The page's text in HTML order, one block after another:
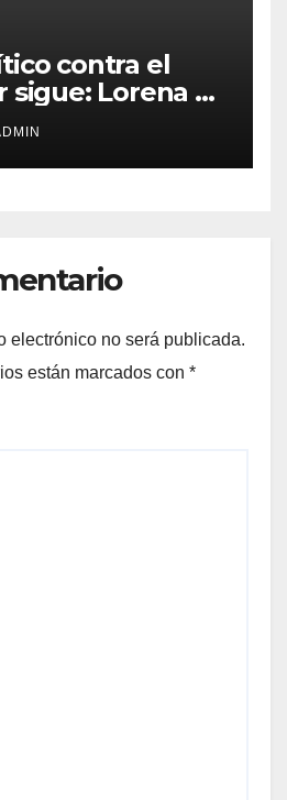
contra el
Lorena de
electrónico no será publicada.
están marcados con *